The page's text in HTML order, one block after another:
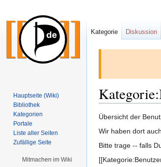
Zur
Navigation
Zur
Suche
Übersicht der
Wir haben dort
Bitte trage -- falls
Kategorie Diskussion
Hauptseite (Wiki)
Bibliothek
Kategorien
Portale
Liste aller Seiten
Zufällige Seite
Mitmachen im Wiki